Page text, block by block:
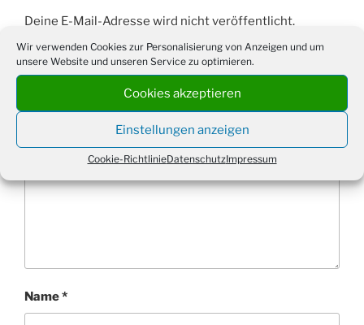
Wir verwenden Cookies zur Personalisierung von Anzeigen und um
unsere Website und unseren Service zu optimieren.
Cookies akzeptieren
Einstellungen anzeigen
Cookie-RichtlinieDatenschutzImpressum
Deine E-Mail-Adresse wird nicht veröffentlicht.
Erforderliche Felder sind mit * markiert
Kommentar*
Name*